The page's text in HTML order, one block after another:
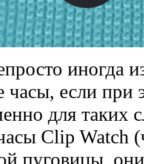
иногда
часы, если при
для таких
Clip
пуговицы,